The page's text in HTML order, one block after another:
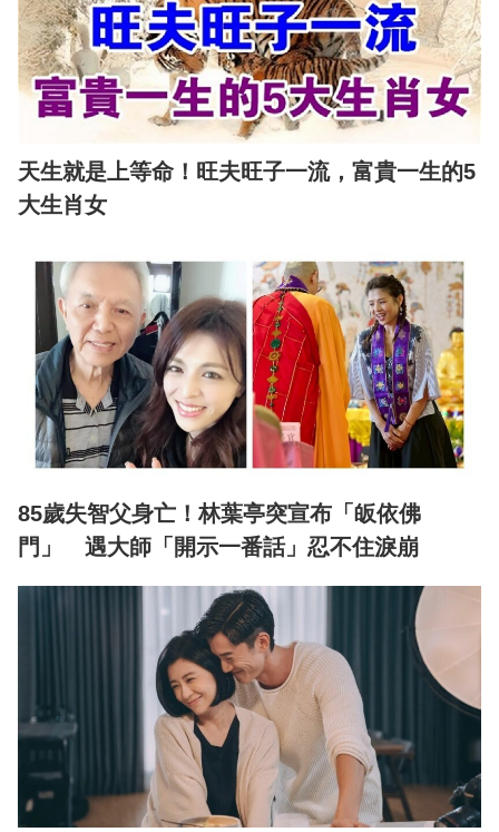
天生就是上等命！旺夫旺子一流，富貴一生的5
大生肖女
85歲失智父身亡！林葉亭突宣布「皈依佛
門」 遇大師「開示一番話」忍不住淚崩